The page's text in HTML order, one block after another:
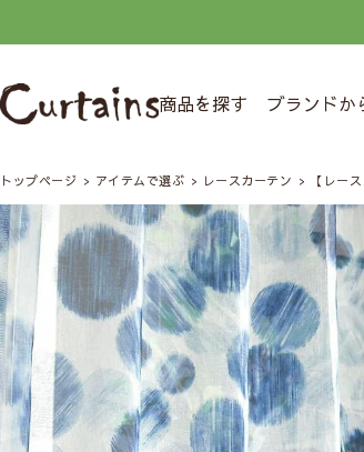
商品を探す ブランドか
トップページ アイテムで選ぶ レースカーテン 【レー